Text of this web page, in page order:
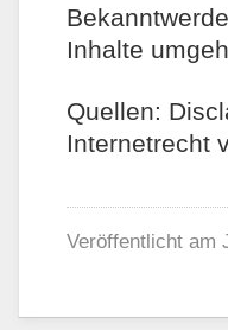
Inhalte
Quellen:
Internetrecht
Veröffentlicht am